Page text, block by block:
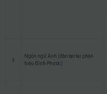
3
Ngôn ngữ Anh (đào tạo tại phân
hiệu Bình Phước)